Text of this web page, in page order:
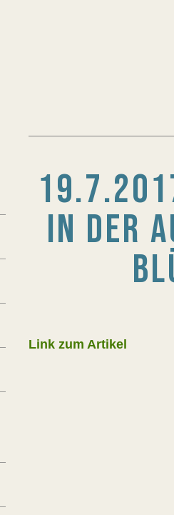
IN DER
Link zum Artikel